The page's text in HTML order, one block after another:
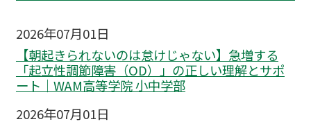
2026年07月01日
【朝起きられないのは怠けじゃない】急増する
「起立性調節障害（OD）」の正しい理解とサポ
ート｜WAM高等学院 小中学部
2026年07月01日